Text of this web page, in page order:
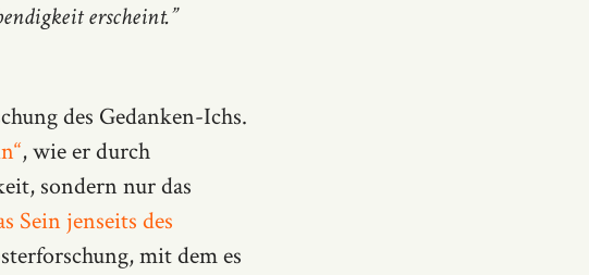
erscheint.”
des Gedanken-Ichs.
, wie er durch
sondern nur das
Sein jenseits des
mit dem es